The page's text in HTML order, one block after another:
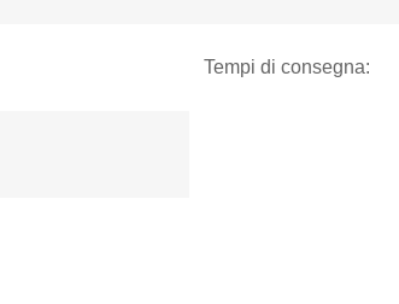
Tempi di consegna: